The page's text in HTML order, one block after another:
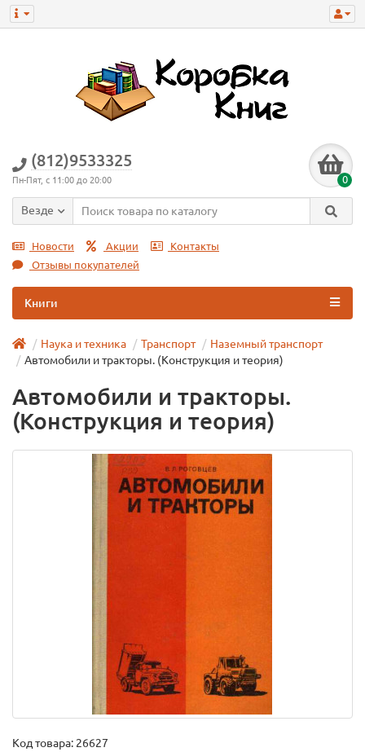
(812)9533325
Пн-Пят, с 11:00 до 20:00 0
Везде
Новости Акции
Контакты
Отзывы покупателей
Книги
Наука и техника Транспорт
Наземный транспорт
Автомобили и тракторы. (Конструкция и теория)
Автомобили и тракторы.
(Конструкция и теория)
Код товара: 26627